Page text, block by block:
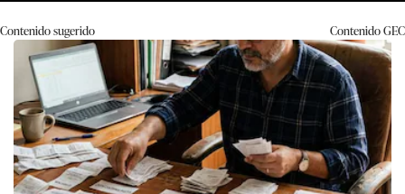
Contenido sugerido ContenidoGEC